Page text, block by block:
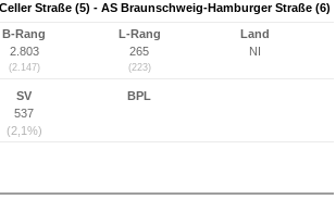
Straße (5) - AS Braunschweig-Hamburger Straße (6)
B-Rang
2.803
(2.147)
L-Rang
265
(223)
Land
NI
SV
537
(2,1%)
BPL